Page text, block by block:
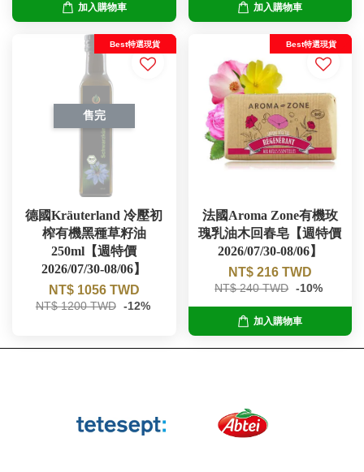
加入購物車 加入購物車
售完
Best特選現貨
德國Kräuterland 冷壓初
榨有機黑種草籽油
250ml【週特價
2026/07/30-08/06】
NT$ 1056 TWD
NT$ 1200 TWD -12%
Best特選現貨
法國Aroma Zone有機玫
瑰乳油木回春皂【週特價
2026/07/30-08/06】
NT$ 216 TWD
NT$ 240 TWD -10%
加入購物車